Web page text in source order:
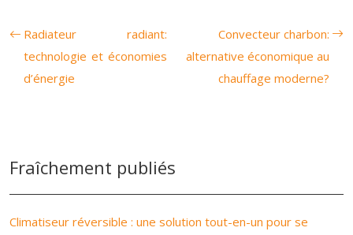
Radiateur radiant:
technologie et économies
d’énergie
Convecteur charbon:
alternative économique au
chauffage moderne?
Fraîchement publiés
Climatiseur réversible : une solution tout-en-un pour se